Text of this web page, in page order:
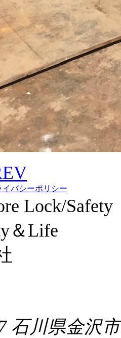
イバシーポリシー
石川県金沢